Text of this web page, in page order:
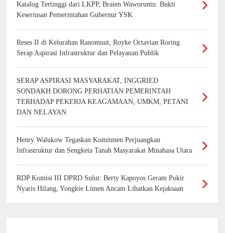
Katalog Tertinggi dari LKPP, Braien Waworuntu: Bukti
Keseriusan Pemerintahan Gubernur YSK
Reses II di Kelurahan Ranomuut, Royke Octavian Roring
Serap Aspirasi Infrastruktur dan Pelayanan Publik
SERAP ASPIRASI MASYARAKAT, INGGRIED
SONDAKH DORONG PERHATIAN PEMERINTAH
TERHADAP PEKERJA KEAGAMAAN, UMKM, PETANI
DAN NELAYAN
Henry Walukow Tegaskan Komitmen Perjuangkan
Infrastruktur dan Sengketa Tanah Masyarakat Minahasa Utara
RDP Komisi III DPRD Sulut: Berty Kapoyos Geram Pokir
Nyaris Hilang, Yongkie Limen Ancam Libatkan Kejaksaan